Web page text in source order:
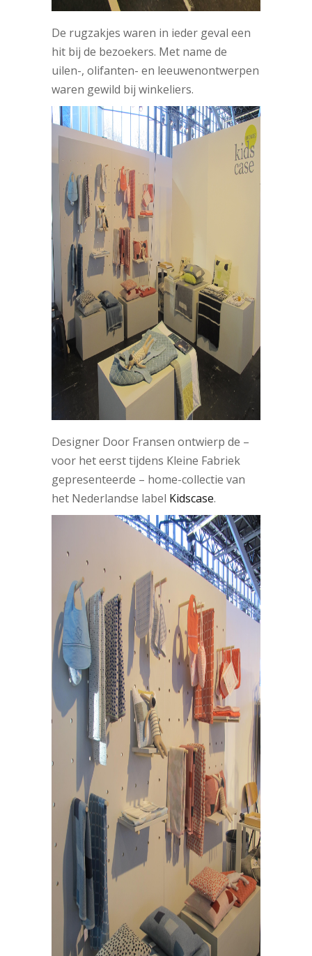
De rugzakjes waren in ieder geval een
hit bij de bezoekers. Met name de
uilen-, olifanten- en leeuwenontwerpen
waren gewild bij winkeliers.
Designer Door Fransen ontwierp de –
voor het eerst tijdens Kleine Fabriek
gepresenteerde – home-collectie van
het Nederlandse label Kidscase.